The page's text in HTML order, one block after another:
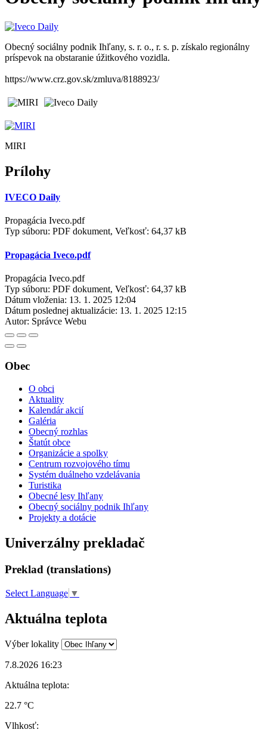
Obecný sociálny podnik Ihľany, s. r. o., r. s. p. získalo regionálny
príspevok na obstaranie úžitkového vozidla.
https://www.crz.gov.sk/zmluva/8188923/
MIRI
Prílohy
IVECO Daily
Propagácia Iveco.pdf
Typ súboru: PDF dokument, Veľkosť: 64,37 kB
Propagácia Iveco.pdf
Propagácia Iveco.pdf
Typ súboru: PDF dokument, Veľkosť: 64,37 kB
Dátum vloženia: 13. 1. 2025 12:04
Dátum poslednej aktualizácie: 13. 1. 2025 12:15
Autor: Správce Webu
Obec
O obci
Aktuality
Kalendár akcií
Galéria
Obecný rozhlas
Štatút obce
Organizácie a spolky
Centrum rozvojového tímu
Systém duálneho vzdelávania
Turistika
Obecné lesy Ihľany
Obecný sociálny podnik Ihľany
Projekty a dotácie
Univerzálny prekladač
Preklad (translations)
Select Language ▼
Aktuálna teplota
Výber lokality
7.8.2026 16:23
Aktuálna teplota:
22.7 °C
Vlhkosť: